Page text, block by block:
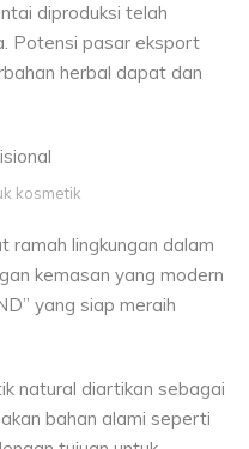
diproduksi telah
Potensi pasar eksport
herbal dapat dan
kosmetik
ramah lingkungan dalam
kemasan yang modern
yang siap meraih
natural diartikan sebagai
bahan alami seperti